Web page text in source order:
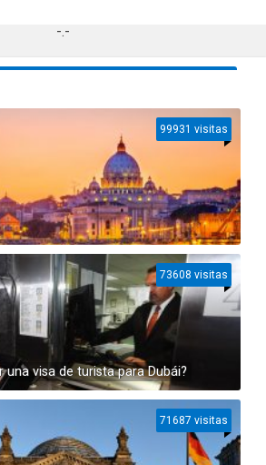
-.-
99931 visitas
una visa de turista para Dubái?
73608 visitas
71687 visitas